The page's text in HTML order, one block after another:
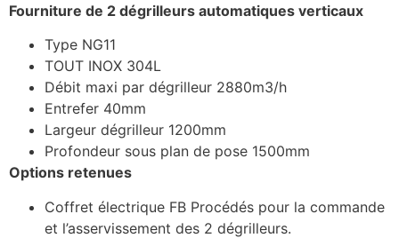
Fourniture de 2 dégrilleurs automatiques verticaux
Type NG11
TOUT INOX 304L
Débit maxi par dégrilleur 2880m3/h
Entrefer 40mm
Largeur dégrilleur 1200mm
Profondeur sous plan de pose 1500mm
Options retenues
Coffret électrique FB Procédés pour la commande
et l’asservissement des 2 dégrilleurs.